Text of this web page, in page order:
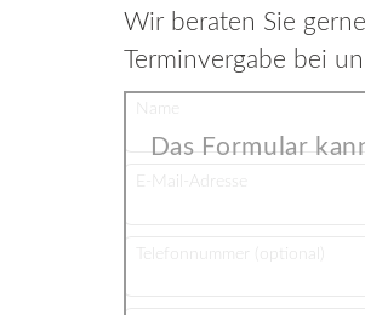
Wir beraten Sie
Terminvergabe bei
E-Mail-Adresse
Telefonnummer (optional)
Das Formular